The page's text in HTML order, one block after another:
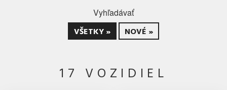
Vyhľadávať
VŠETKY » NOVÉ »
17 VOZIDIEL